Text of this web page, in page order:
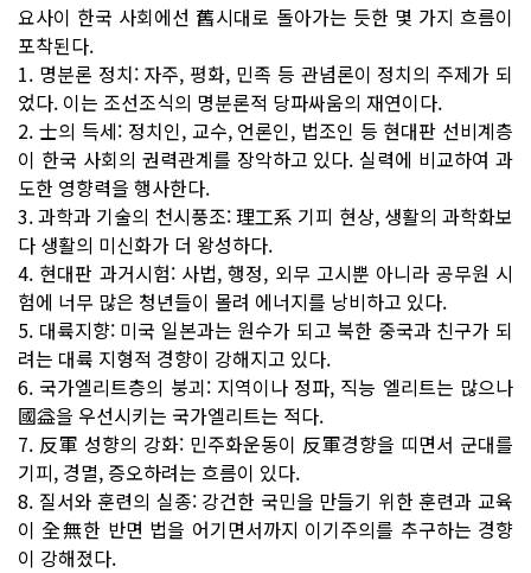
요사이 한국 사회에선 舊시대로 돌아가는 듯한 몇 가지 흐름이
포착된다.
1. 명분론 정치: 자주, 평화, 민족 등 관념론이 정치의 주제가 되
었다. 이는 조선조식의 명분론적 당파싸움의 재연이다.
2. 士의 득세: 정치인, 교수, 언론인, 법조인 등 현대판 선비계층
이 한국 사회의 권력관계를 장악하고 있다. 실력에 비교하여 과
도한 영향력을 행사한다.
3. 과학과 기술의 천시풍조: 理工系 기피 현상, 생활의 과학화보
다 생활의 미신화가 더 왕성하다.
4. 현대판 과거시험: 사법, 행정, 외무 고시뿐 아니라 공무원 시
험에 너무 많은 청년들이 몰려 에너지를 낭비하고 있다.
5. 대륙지향: 미국 일본과는 원수가 되고 북한 중국과 친구가 되
려는 대륙 지형적 경향이 강해지고 있다.
6. 국가엘리트층의 붕괴: 지역이나 정파, 직능 엘리트는 많으나
國益을 우선시키는 국가엘리트는 적다.
7. 反軍 성향의 강화: 민주화운동이 反軍경향을 띠면서 군대를
기피, 경멸, 증오하려는 흐름이 있다.
8. 질서와 훈련의 실종: 강건한 국민을 만들기 위한 훈련과 교육
이 全無한 반면 법을 어기면서까지 이기주의를 추구하는 경향
이 강해졌다.